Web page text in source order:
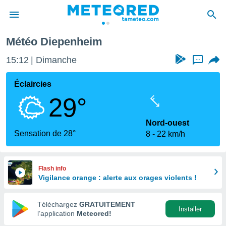
de
Météo Diepenheim
15:12 Dimanche ...
Éclaircies
29°
Sensation de 28°
Nord-ouest
8
22 km/h
Flash info
Vigilance orange : alerte aux orages violents !
Téléchargez GRATUITEMENT
l’application Meteored!
Installer